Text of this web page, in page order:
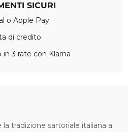
SICURI
o Apple Pay
di credito
3 rate con Klarna
tradizione sartoriale italiana a